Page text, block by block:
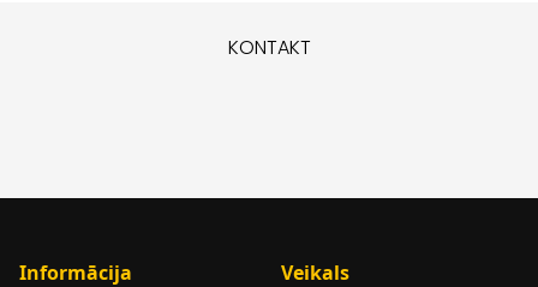
KONTAKT
Informācija Veikals